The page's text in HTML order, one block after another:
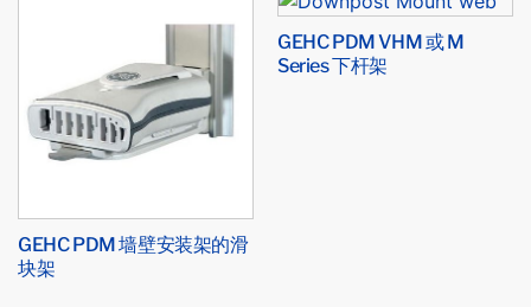
GEHC PDM 墙壁安装架的滑
块架
GEHC PDM VHM 或 M
Series 下杆架